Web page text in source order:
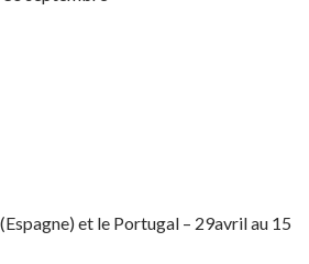
et le Portugal – 29avril au 15